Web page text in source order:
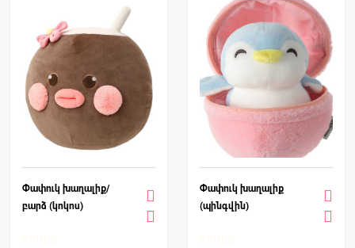
Փափուկ խաղալիք/
բարձ (կոկոս)
Փափուկ խաղալիք
(պինգվին)